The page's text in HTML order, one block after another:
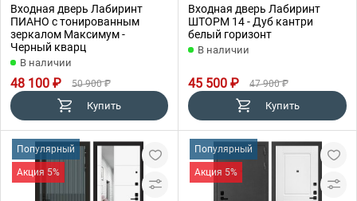
Входная дверь Лабиринт
ПИАНО с тонированным
зеркалом Максимум -
Черный кварц
В наличии
48 100 ₽ 50 900 ₽
Купить
Входная дверь Лабиринт
ШТОРМ 14 - Дуб кантри
белый горизонт
В наличии
45 500 ₽ 47 900 ₽
Купить
Популярный
Акция 5%
Популярный
Акция 5%